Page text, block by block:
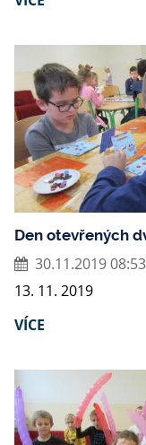
Den otevřených
30.11.2019 08:53
13. 11. 2019
VÍCE